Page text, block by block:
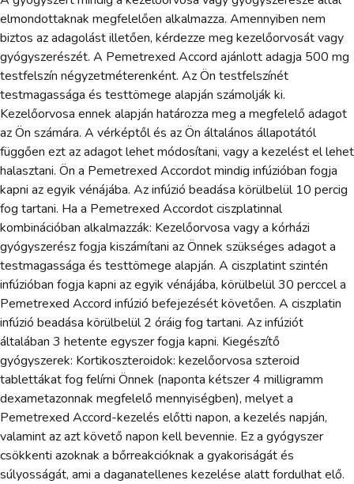
elmondottaknak megfelelően alkalmazza. Amennyiben nem
biztos az adagolást illetően, kérdezze meg kezelőorvosát vagy
gyógyszerészét. A Pemetrexed Accord ajánlott adagja 500 mg
testfelszín négyzetméterenként. Az Ön testfelszínét
testmagassága és testtömege alapján számolják ki.
Kezelőorvosa ennek alapján határozza meg a megfelelő adagot
az Ön számára. A vérképtől és az Ön általános állapotától
függően ezt az adagot lehet módosítani, vagy a kezelést el lehet
halasztani. Ön a Pemetrexed Accordot mindig infúzióban fogja
kapni az egyik vénájába. Az infúzió beadása körülbelül 10 percig
fog tartani. Ha a Pemetrexed Accordot ciszplatinnal
kombinációban alkalmazzák: Kezelőorvosa vagy a kórházi
gyógyszerész fogja kiszámítani az Önnek szükséges adagot a
testmagassága és testtömege alapján. A ciszplatint szintén
infúzióban fogja kapni az egyik vénájába, körülbelül 30 perccel a
Pemetrexed Accord infúzió befejezését követően. A ciszplatin
infúzió beadása körülbelül 2 óráig fog tartani. Az infúziót
általában 3 hetente egyszer fogja kapni. Kiegészítő
gyógyszerek: Kortikoszteroidok: kezelőorvosa szteroid
tablettákat fog felírni Önnek (naponta kétszer 4 milligramm
dexametazonnak megfelelő mennyiségben), melyet a
Pemetrexed Accord-kezelés előtti napon, a kezelés napján,
valamint az azt követő napon kell bevennie. Ez a gyógyszer
csökkenti azoknak a bőrreakcióknak a gyakoriságát és
súlyosságát, ami a daganatellenes kezelése alatt fordulhat elő.